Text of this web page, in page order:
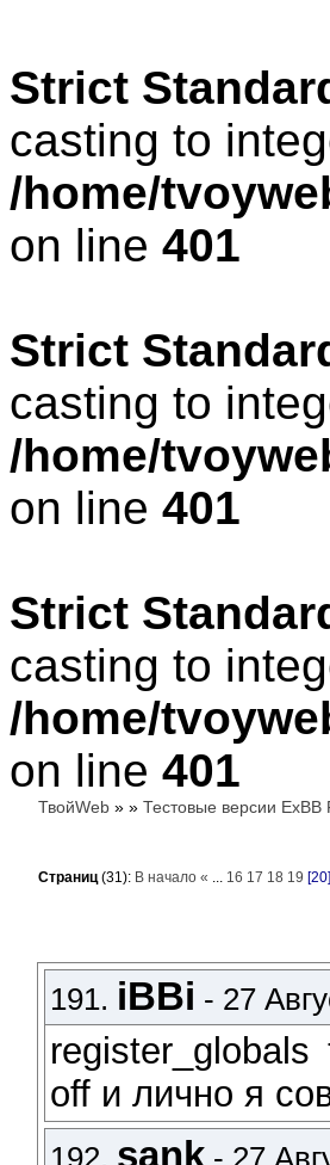
Strict
casting to
/home/
on line 401
Strict
casting to
/home/
on line 401
Strict
casting to
/home/
on line 401
ТвойWeb »»Тестовые версии
Страниц(31): В начало « ... 16 17 18 19 [20]
191. iBBi - 27
off и лично я
192. sank- 27